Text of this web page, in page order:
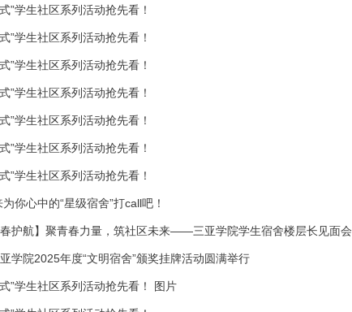
”学生社区系列活动抢先看！
”学生社区系列活动抢先看！
”学生社区系列活动抢先看！
”学生社区系列活动抢先看！
”学生社区系列活动抢先看！
”学生社区系列活动抢先看！
”学生社区系列活动抢先看！
你心中的“星级宿舍”打call吧！
春护航】聚青春力量，筑社区未来——三亚学院学生宿舍楼层长见面会
学院2025年度“文明宿舍”颁奖挂牌活动圆满举行
”学生社区系列活动抢先看！ 图片